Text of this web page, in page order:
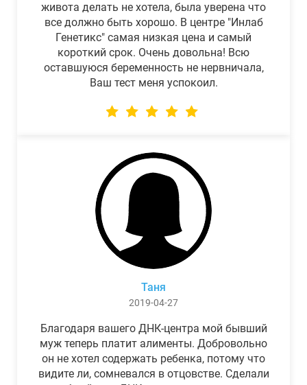
живота делать не хотела, была уверена что
все должно быть хорошо. В центре "Инлаб
Генетикс" самая низкая цена и самый
короткий срок. Очень довольна! Всю
оставшуюся беременность не нервничала,
Ваш тест меня успокоил.
Таня
2019-04-27
Благодаря вашего ДНК-центра мой бывший
муж теперь платит алименты. Добровольно
он не хотел содержать ребенка, потому что
видите ли, сомневался в отцовстве. Сделали